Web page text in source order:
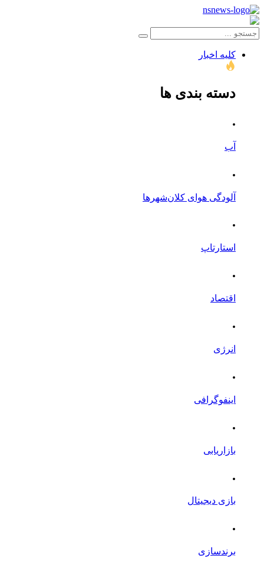
کلیه اخبار
دسته بندی ها
.
آب
.
آلودگی هوای کلان‌شهرها
.
استارتاپ
.
اقتصاد
.
انرژی
.
اینفوگرافی
.
بازاریابی
.
بازی دیجیتال
.
برندسازی